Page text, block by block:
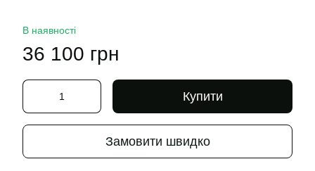
В наявності
36 100 грн
Купити
Замовити швидко